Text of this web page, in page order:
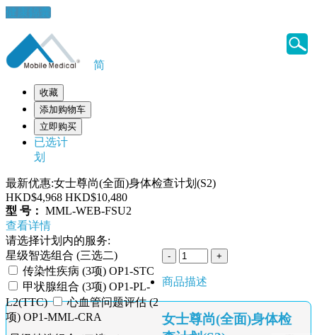
健康錦囊
简
收藏
添加购物车
立即购买
已选计
划
最新优惠:女士尊尚(全面)身体检查计划(S2)
HKD$4,968 HKD$10,480
型 号： MML-WEB-FSU2
查看详情
请选择计划内的服务:
星级智选组合 (三选二)
传染性疾病 (3项) OP1-STC
甲状腺组合 (3项) OP1-PL-
L2(TTC)
心血管问题评估 (2
项) OP1-MML-CRA
商品描述
女士尊尚(全面)身体检